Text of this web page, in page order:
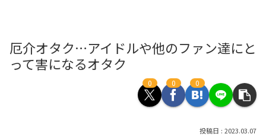
厄介オタク…アイドルや他のファン達にと
って害になるオタク
0 0 0
2023.03.07